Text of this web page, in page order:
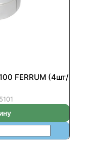
FERRUM (4шт/